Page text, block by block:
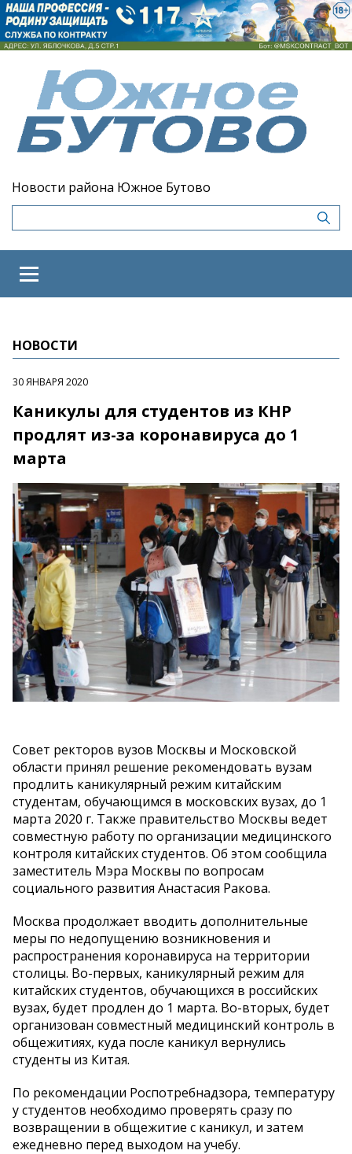
Новости района Южное Бутово
НОВОСТИ
30 ЯНВАРЯ 2020
Каникулы для студентов из КНР
продлят из-за коронавируса до 1
марта
Совет ректоров вузов Москвы и Московской
области принял решение рекомендовать вузам
продлить каникулярный режим китайским
студентам, обучающимся в московских вузах, до 1
марта 2020 г. Также правительство Москвы ведет
совместную работу по организации медицинского
контроля китайских студентов. Об этом сообщила
заместитель Мэра Москвы по вопросам
социального развития Анастасия Ракова.
Москва продолжает вводить дополнительные
меры по недопущению возникновения и
распространения коронавируса на территории
столицы. Во-первых, каникулярный режим для
китайских студентов, обучающихся в российских
вузах, будет продлен до 1 марта. Во-вторых, будет
организован совместный медицинский контроль в
общежитиях, куда после каникул вернулись
студенты из Китая.
По рекомендации Роспотребнадзора, температуру
у студентов необходимо проверять сразу по
возвращении в общежитие с каникул, и затем
ежедневно перед выходом на учебу.